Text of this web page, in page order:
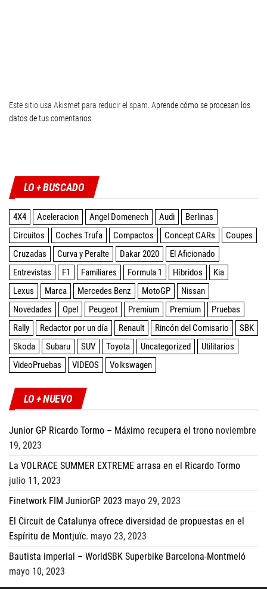
Este sitio usa Akismet para reducir el spam. Aprende cómo se procesan los
datos de tus comentarios
LO + BUSCADO
4X4 Aceleracion Angel Domenech Audi
Berlinas
Circuitos
Coches Trufa Compactos Concept CARs
Coupes
Cruzadas
Curva y Peralte Dakar 2020
El Aficionado
Entrevistas
F1 Familiares Formula 1 Híbridos
Kia
Lexus
Marca Mercedes Benz MotoGP
Nissan
Novedades
Opel Peugeot Premium Premium
Pruebas
Rally
Redactor por un día Renault Rincón del Comisario
SBK
Skoda
Subaru SUV Toyota Uncategorized
Utilitarios
VideoPruebas
VIDEOS Volkswagen
LO + NUEVO
Junior GP Ricardo Tormo – Máximo recupera el trono noviembre
19, 2023
La VOLRACE SUMMER EXTREME arrasa en el Ricardo Tormo
julio 11, 2023
Finetwork FIM JuniorGP 2023 mayo 29, 2023
El Circuit de Catalunya ofrece diversidad de propuestas en el
Espíritu de Montjuïc. mayo 23, 2023
Bautista imperial – WorldSBK Superbike Barcelona-Montmeló
mayo 10, 2023